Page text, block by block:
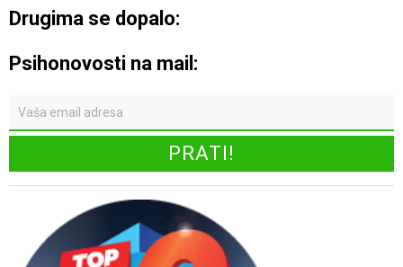
Drugima se dopalo:
Psihonovosti na mail: